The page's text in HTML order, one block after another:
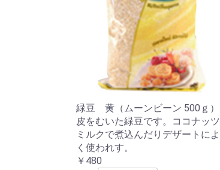
緑豆 黄（ムーンビーン 500ｇ）
皮をむいた緑豆です。ココナッツ
ミルクで煮込んだりデザートによ
く使われす。
￥480